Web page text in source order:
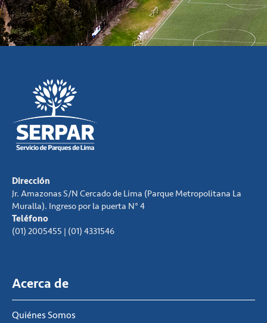
Dirección
Jr. Amazonas S/N Cercado de Lima (Parque Metropolitana La
Muralla). Ingreso por la puerta N° 4
Teléfono
(01) 2005455 | (01) 4331546
Acerca de
Quiénes Somos